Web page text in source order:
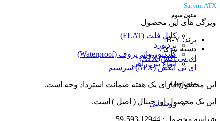
ستون سوم
کابل فلت (FLAT)
بردبورد
کانکتور واتر پروف (Waterproof)
انواع بین راهی
ستون چهارم
روشنایی
Sar sim ATX
ویژگی های این محصول
برند: B-Y
دسته بندی :
ای تی اکس(ATX)
ای تی ایکس (ATX) سرسیم
این محصول دارای یک هفته ضمانت استرداد وجه است.
این یک محصول اورجینال ( اصل ) است.
شناسه محصول : 12944-593-59